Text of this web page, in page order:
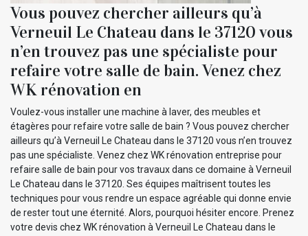
Vous pouvez chercher ailleurs qu’à
Verneuil Le Chateau dans le 37120 vous
n’en trouvez pas une spécialiste pour
refaire votre salle de bain. Venez chez
WK rénovation en
Voulez-vous installer une machine à laver, des meubles et
étagères pour refaire votre salle de bain ? Vous pouvez chercher
ailleurs qu’à Verneuil Le Chateau dans le 37120 vous n’en trouvez
pas une spécialiste. Venez chez WK rénovation entreprise pour
refaire salle de bain pour vos travaux dans ce domaine à Verneuil
Le Chateau dans le 37120. Ses équipes maîtrisent toutes les
techniques pour vous rendre un espace agréable qui donne envie
de rester tout une éternité. Alors, pourquoi hésiter encore. Prenez
votre devis chez WK rénovation à Verneuil Le Chateau dans le